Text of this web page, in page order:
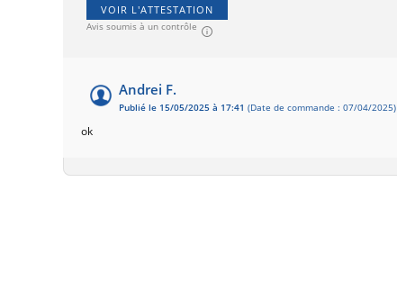
VOIR L'ATTESTATION
Avis soumis à un contrôle
Andrei F.
Publié le 15/05/2025 à 17:41 (Date de commande : 07/04/2025)
ok